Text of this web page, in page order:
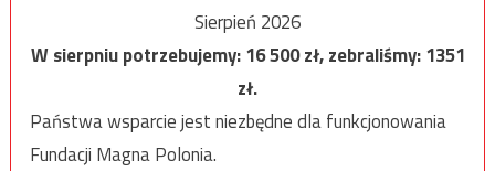
Sierpień 2026
W sierpniu potrzebujemy:16 500zł, zebraliśmy:1351
zł.
Państwa wsparcie jest niezbędne dla funkcjonowania
Fundacji Magna Polonia.